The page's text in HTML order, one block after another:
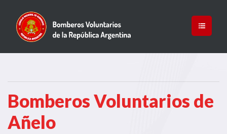
Bomberos Voluntarios de
Añelo